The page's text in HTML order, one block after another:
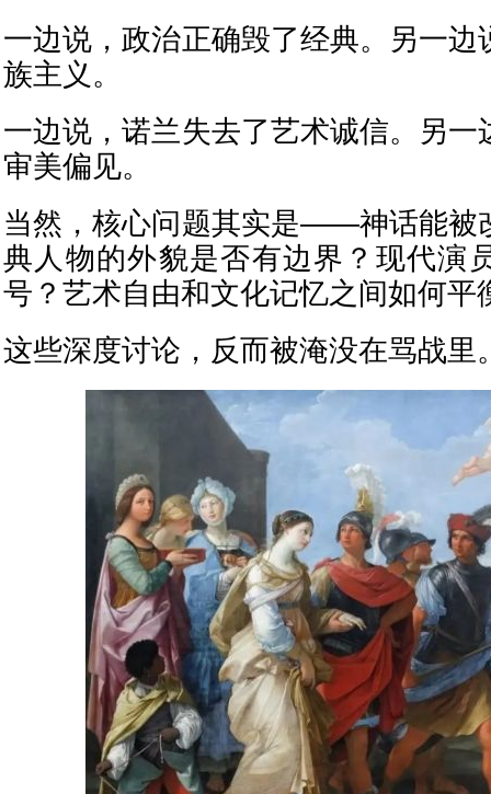
一边说，政治正确毁了经典。另一边
族主义。
一边说，诺兰失去了艺术诚信。另一
审美偏见。
当然，核心问题其实是——神话能被
典人物的外貌是否有边界？现代演
号？艺术自由和文化记忆之间如何平
这些深度讨论，反而被淹没在骂战里